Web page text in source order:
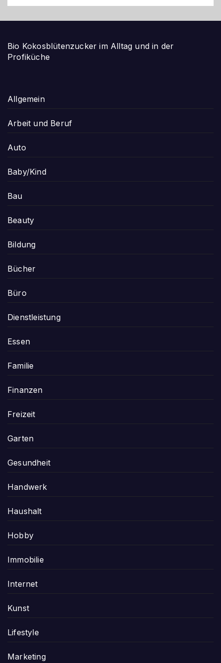
Bio Kokosblütenzucker im Alltag und in der
Profiküche
Allgemein
Arbeit und Beruf
Auto
Baby/Kind
Bau
Beauty
Bildung
Bücher
Büro
Dienstleistung
Essen
Familie
Finanzen
Freizeit
Garten
Gesundheit
Handwerk
Haushalt
Hobby
Immobilie
Internet
Kunst
Lifestyle
Marketing